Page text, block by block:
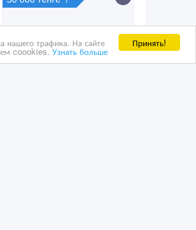
Принять!
нашего трафика. На сайте
coookies.Узнать больше